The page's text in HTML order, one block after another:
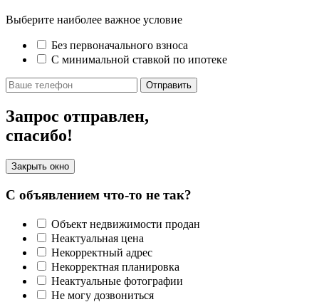
Выберите наиболее важное условие
Без первоначального взноса
С минимальной ставкой по ипотеке
Отправить
Запрос отправлен,
спасибо!
Закрыть окно
С объявлением что-то не так?
Объект недвижимости продан
Неактуальная цена
Некорректный адрес
Некорректная планировка
Неактуальные фотографии
Не могу дозвониться